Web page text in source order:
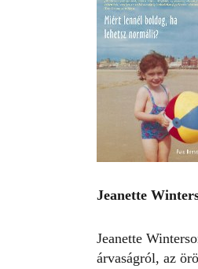
Jeanette
Jeanette
árvaságról, az